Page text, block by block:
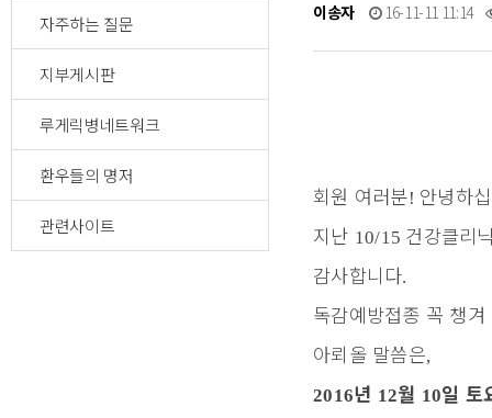
자주하는 질문
지부게시판
루게릭병네트워크
환우들의 명저
관련사이트
이송자 16-11-11 11:14
회원 여러분! 안녕하
지난 10/15 건강클리
감사합니다.
독감예방접종 꼭 챙
아뢰올 말씀은,
2016년 12월 10일 토